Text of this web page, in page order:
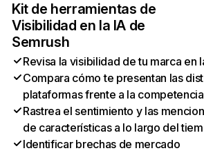
Kit de herramientas de
Visibilidad en la IA de
Semrush
Revisa la visibilidad de tu marca en
Compara cómo te presentan las
plataformas frente a la competencia
Rastrea el sentimiento y las
de características a lo largo del
Identificar brechas de mercado